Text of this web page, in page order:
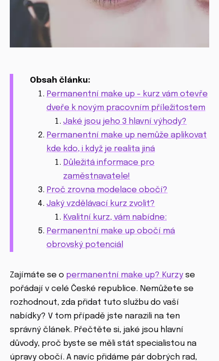
Obsah článku:
Permanentní make up - kurz vám otevře
dveře k novým pracovním příležitostem
Jaké jsou jeho 3 hlavní výhody?
Permanentní make up nemůže aplikovat
kde kdo, i když je realita jiná
Důležitá informace pro
zaměstnavatele!
Proč zrovna modelace obočí?
Jaký vzdělávací kurz zvolit?
Kvalitní kurz, vám nabídne:
Permanentní make up obočí má
obrovský potenciál
Zajímáte se o permanentní make up? Kurzy se
pořádají v celé České republice. Nemůžete se
rozhodnout, zda přidat tuto službu do vaší
nabídky? V tom případě jste narazili na ten
správný článek. Přečtěte si, jaké jsou hlavní
důvody, proč byste se měli stát specialistou na
úpravy obočí. A navíc přidáme pár dobrých rad,